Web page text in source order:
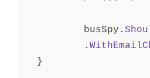
busSpy .
.
}